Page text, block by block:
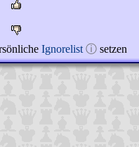
Ignorelist ⓘ setzen